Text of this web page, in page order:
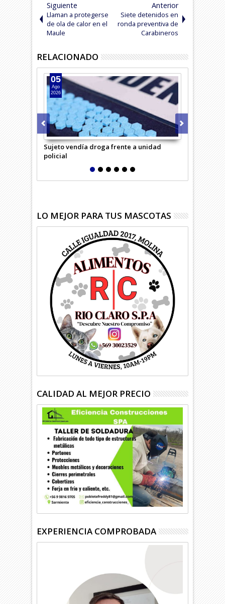
Siguiente
Llaman a protegerse
de ola de calor en el
Maule
Anterior
Siete detenidos en
ronda preventiva de
Carabineros
RELACIONADO
Sujeto vendía droga frente a unidad
policial
05
Ago
2026
LO MEJOR PARA TUS MASCOTAS
CALIDAD AL MEJOR PRECIO
EXPERIENCIA COMPROBADA